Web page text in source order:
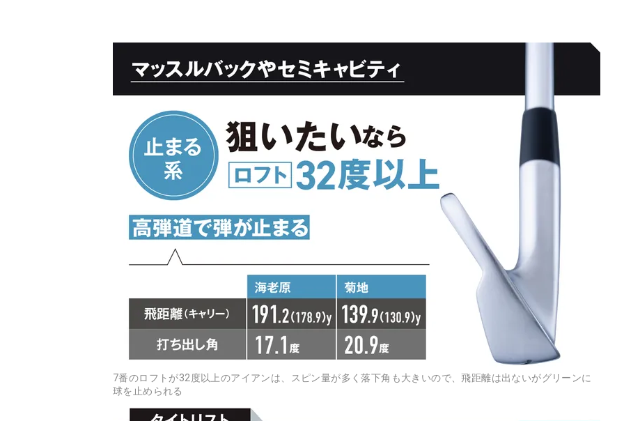
7番のロフトが32度以上のアイアンは、スピン量が多く落下角も大きいので、飛距離は出ないがグリーンに
球を止められる